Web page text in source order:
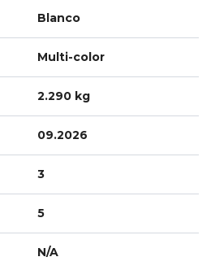
Blanco
Multi-color
2.290 kg
09.2026
3
5
N/A